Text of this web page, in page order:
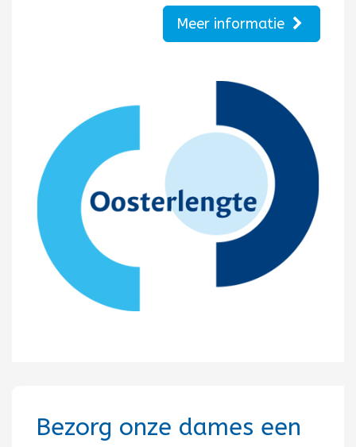
Meer informatie
Bezorg onze dames een